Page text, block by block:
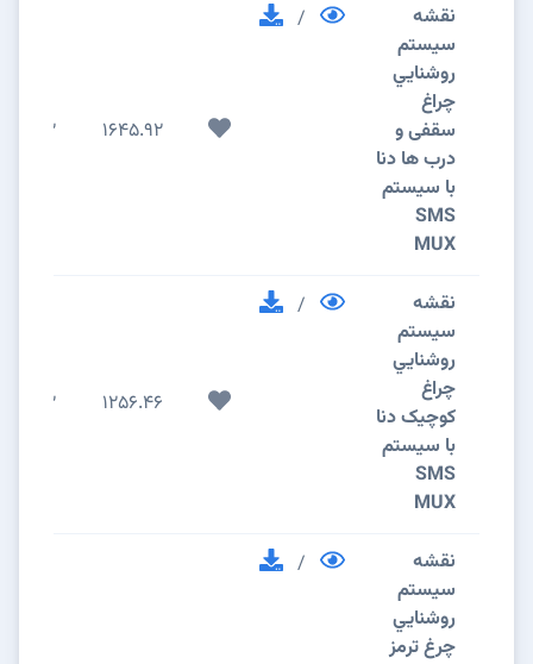
نقشه
سيستم
روشنايي
چراغ
سقفی و
درب ها دنا
با سیستم
SMS
MUX
/
1645.92
2
نقشه
سيستم
روشنايي
چراغ
کوچیک دنا
با سیستم
SMS
MUX
/
1256.46
2
نقشه
سيستم
روشنايي
چرغ ترمز
/